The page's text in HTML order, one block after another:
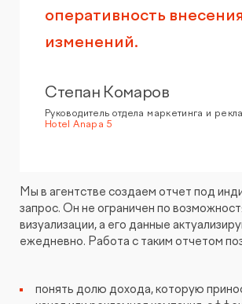
оперативность
изменений.
Степан Комаров
Руководитель отдела маркетинга и
Hotel Anapa 5
Мы в агентстве создаем отчет под
запрос. Он не ограничен по
визуализации, а его данные
ежедневно. Работа с таким отчетом
понять долю дохода, которую